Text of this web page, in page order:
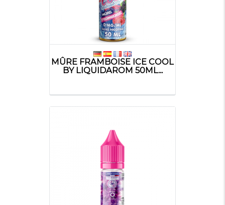
MÛRE FRAMBOISE ICE COOL
BY LIQUIDAROM 50ML...